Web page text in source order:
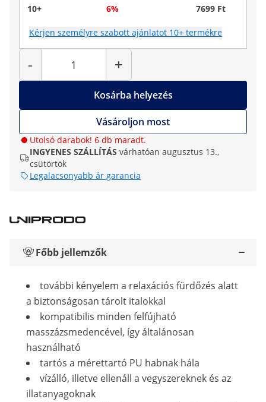
10+
6% 7699 Ft
Kérjen személyre szabott ajánlatot 10+ termékre
-
Mennyiség
+
Kosárba helyezés
Vásároljon most
Utolsó darabok! 6 db maradt.
INGYENES SZÁLLÍTÁS várhatóan augusztus 13.,
csütörtök
Legalacsonyabb ár garancia
Főbb jellemzők
további kényelem a relaxációs fürdőzés alatt
a biztonságosan tárolt italokkal
kompatibilis minden felfújható
masszázsmedencével, így általánosan
használható
tartós a mérettartó PU habnak hála
vízálló, illetve ellenáll a vegyszereknek és az
illatanyagoknak